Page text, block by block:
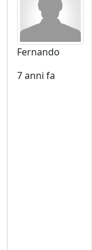
Fernando
7 anni fa